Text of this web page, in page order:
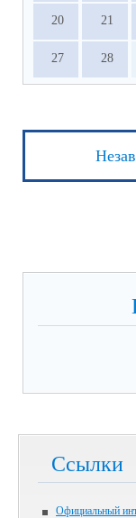
20 21
27 28
Ссылки
Официальный